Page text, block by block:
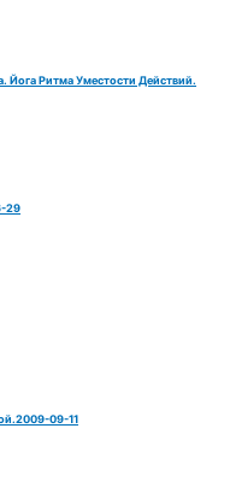
Йога Ритма Уместости Действий.
29
09-11